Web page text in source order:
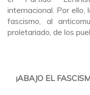
internacional. Por ello,
fascismo, al
proletariado, de los
¡ABAJO EL